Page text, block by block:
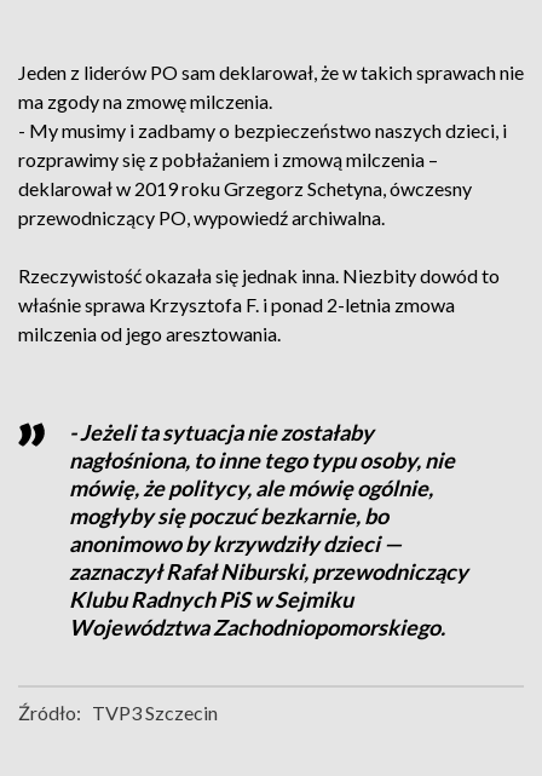
Jeden z liderów PO sam deklarował, że w takich sprawach nie
ma zgody na zmowę milczenia.
- My musimy i zadbamy o bezpieczeństwo naszych dzieci, i
rozprawimy się z pobłażaniem i zmową milczenia –
deklarował w 2019 roku Grzegorz Schetyna, ówczesny
przewodniczący PO, wypowiedź archiwalna.
Rzeczywistość okazała się jednak inna. Niezbity dowód to
właśnie sprawa Krzysztofa F. i ponad 2-letnia zmowa
milczenia od jego aresztowania.
- Jeżeli ta sytuacja nie zostałaby
nagłośniona, to inne tego typu osoby, nie
mówię, że politycy, ale mówię ogólnie,
mogłyby się poczuć bezkarnie, bo
anonimowo by krzywdziły dzieci —
zaznaczył Rafał Niburski, przewodniczący
Klubu Radnych PiS w Sejmiku
Województwa Zachodniopomorskiego.
Źródło: TVP3 Szczecin